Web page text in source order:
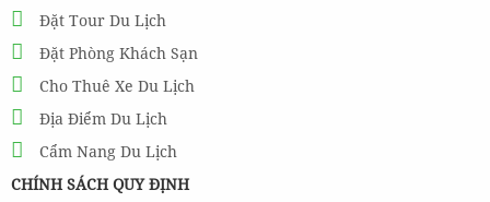
Đặt Tour Du Lịch
Đặt Phòng Khách Sạn
Cho Thuê Xe Du Lịch
Địa Điểm Du Lịch
Cẩm Nang Du Lịch
CHÍNH SÁCH QUY ĐỊNH